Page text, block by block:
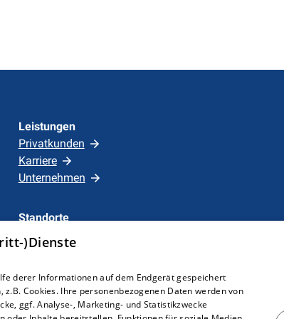
Leistungen
Privatkunden
Karriere
Unternehmen
Standorte
Löhne
)Dienste
derer Informationen auf dem Endgerät gespeichert
Cookies. Ihre personenbezogenen Daten werden von
ggf. Analyse-, Marketing- und Statistikzwecke